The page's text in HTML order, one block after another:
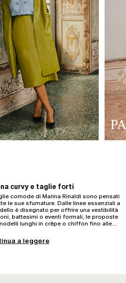
curvy e taglie forti
comode di Marina Rinaldi sono pensati
le sue sfumature. Dalle linee essenziali a
è disegnato per offrire una vestibilità
battesimi o eventi formali, le proposte
lunghi in crêpe o chiffon fino alle
a leggere